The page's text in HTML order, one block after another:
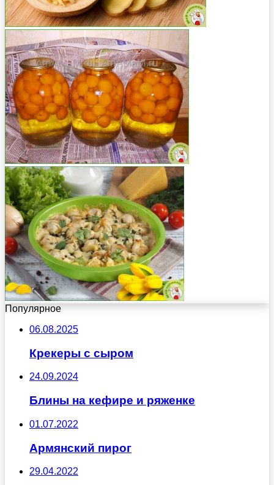
Популярное
06.08.2025
Крекеры с сыром
24.09.2024
Блины на кефире и ряженке
01.07.2022
Армянский пирог
29.04.2022